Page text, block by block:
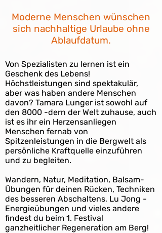
Moderne Menschen wünschen
sich nachhaltige Urlaube ohne
Ablaufdatum.
Von Spezialisten zu lernen ist ein
Geschenk des Lebens!
Höchstleistungen sind spektakulär,
aber was haben andere Menschen
davon? Tamara Lunger ist sowohl auf
den 8000 -dern der Welt zuhause, auch
ist es ihr ein Herzensanliegen
Menschen fernab von
Spitzenleistungen in die Bergwelt als
persönliche Kraftquelle einzuführen
und zu begleiten.
Wandern, Natur, Meditation, Balsam-
Übungen für deinen Rücken, Techniken
des besseren Abschaltens, Lu Jong -
Energieübungen und vieles andere
findest du beim 1. Festival
ganzheitlicher Regeneration am Berg!